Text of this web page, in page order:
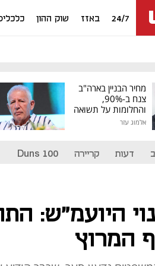
24/7 באזז שוק ההון
מחיר הבניין בארה"ב
צנח ב-90%,
והחלומות על תשואה
גבוהה התנפצו
אלמוג עזר
דעות קריירה Duns 100
היועמ"ש:
המרוץ